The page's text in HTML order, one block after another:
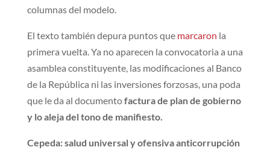
columnas del modelo.
El texto también depura puntos que marcaron la
primera vuelta. Ya no aparecen la convocatoria a una
asamblea constituyente, las modificaciones al Banco
de la República ni las inversiones forzosas, una poda
que le da al documentofactura de plan de gobierno
y lo aleja del tono de manifiesto.
Cepeda: salud universal y ofensiva anticorrupción